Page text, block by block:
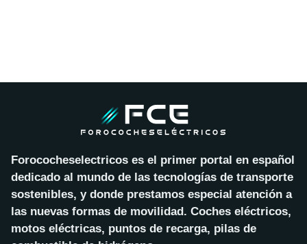
Forococheselectricos es el primer portal en español
dedicado al mundo de las tecnologías de transporte
sostenibles, y donde prestamos especial atención a
las nuevas formas de movilidad. Coches eléctricos,
motos eléctricas, puntos de recarga, pilas de